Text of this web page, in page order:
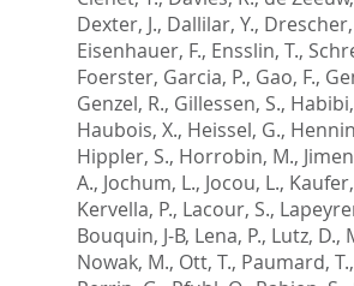
Dexter, J., Dallilar, Y.,
Eisenhauer, F., Ensslin, T.,
Foerster, Garcia, P., Gao, F.,
Genzel, R., Gillessen, S.,
Haubois, X., Heissel, G.,
Hippler, S., Horrobin, M.,
A., Jochum, L., Jocou, L.,
Kervella, P., Lacour, S.,
Bouquin, J-B, Lena, P., Lutz, D.,
Nowak, M., Ott, T., Paumard, T.,